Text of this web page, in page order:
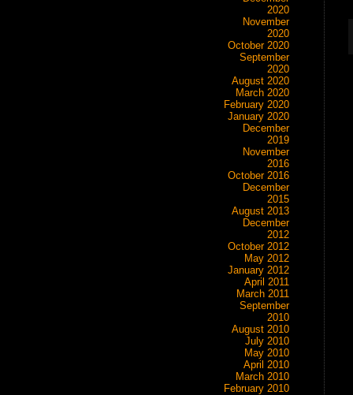
2020
November
2020
October 2020
September
2020
August 2020
March 2020
February 2020
January 2020
December
2019
November
2016
October 2016
December
2015
August 2013
December
2012
October 2012
May 2012
January 2012
April 2011
March 2011
September
2010
August 2010
July 2010
May 2010
April 2010
March 2010
February 2010